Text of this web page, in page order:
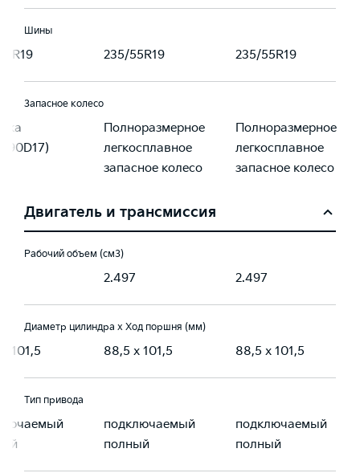
Шины
235/55R19 235/55R19
Запасное колесо
90D17)
Полноразмерное
легкосплавное
запасное колесо
Полноразмерное
легкосплавное
запасное колесо
Двигатель и трансмиссия
Рабочий объем (см3)
2.497 2.497
Диаметр цилиндра х Ход поршня (мм)
101,5 88,5 x 101,5 88,5 x 101,5
Тип привода
подключаемый
полный
подключаемый
полный